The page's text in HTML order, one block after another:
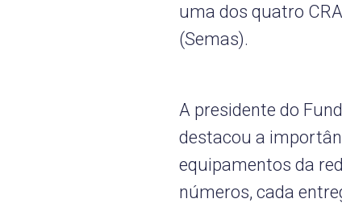
uma dos quatro
(Semas).
A presidente do
destacou a
equipamentos da
números, cada